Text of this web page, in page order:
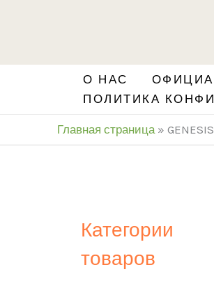
О НАС
ПОЛИТИКА
Главная страница »
Категории
товаров
r
c
h